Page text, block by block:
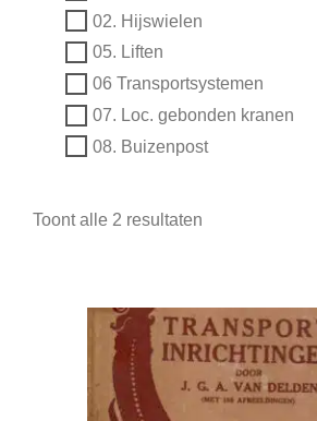
02. Hijswielen
05. Liften
06 Transportsystemen
07. Loc. gebonden kranen
08. Buizenpost
Toont alle 2 resultaten